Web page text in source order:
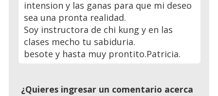
intension y las ganas para que mi deseo
sea una pronta realidad.
Soy instructora de chi kung y en las
clases mecho tu sabiduria.
besote y hasta muy prontito.Patricia.
¿Quieres ingresar un comentario acerca